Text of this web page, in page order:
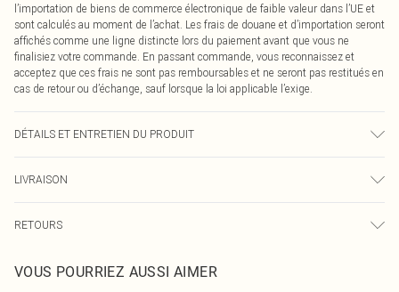
l’importation de biens de commerce électronique de faible valeur dans l’UE et
sont calculés au moment de l’achat. Les frais de douane et d’importation seront
affichés comme une ligne distincte lors du paiement avant que vous ne
finalisiez votre commande. En passant commande, vous reconnaissez et
acceptez que ces frais ne sont pas remboursables et ne seront pas restitués en
cas de retour ou d’échange, sauf lorsque la loi applicable l’exige.
DÉTAILS ET ENTRETIEN DU PRODUIT
couleur peut déteindre.
LIVRAISON
Livraison express France
Jusqu'à 2-3 jours ouvrables
RETOURS
pour nous retourner un article.
VOUS POURRIEZ AUSSI AIMER